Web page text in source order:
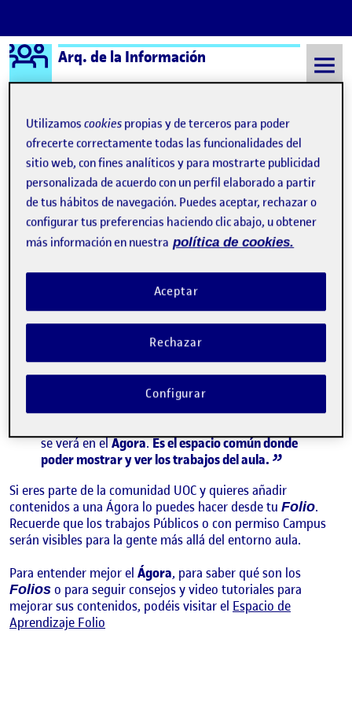
Saltar al contenido
Logo Ágora
Arq. de la Información
Semestre 20211 - Aula 1 ¿Qué es una Ágora?
¿Qué es una Ágora?
Visibilidad:
Pública -Fecha de publicación
17 Sep 20198 septiembre, 2021 11:19 pm
Hola! : D Esta página de presentación se ha generado
automáticamente.
Una Ágora pertenece a un aula de la UOC y
recoge los contenidos que los y las estudiantes
publican en sus espacios personales, llamados
. Si los y las compañeras publican algo, lo
asocian a una actividad del aula y le dan permiso
se verá en elÁgora.Es el espacio común donde
poder mostrar y ver los trabajos del aula.
Si eres parte de la comunidad UOC y quieres añadir
contenidos a una Ágora lo puedes hacer desde tu Folio.
Recuerde que los trabajos Públicos o con permiso Campus
serán visibles para la gente más allá del entorno aula.
Para entender mejor el Ágora, para saber qué son los
Folios o para seguir consejos y video tutoriales para
mejorar sus contenidos, podéis visitar el Espacio de
Aprendizaje Folio
Utilizamoscookies propias y de terceros para poder
ofrecerte correctamente todas las funcionalidades del
sitio web, con fines analíticos y para mostrarte publicidad
personalizada de acuerdo con un perfil elaborado a partir
de tus hábitos de navegación. Puedes aceptar, rechazar o
configurar tus preferencias haciendo clic abajo, u obtener
más información en nuestra política de cookies.
Rechazar
Aceptar
Configurar